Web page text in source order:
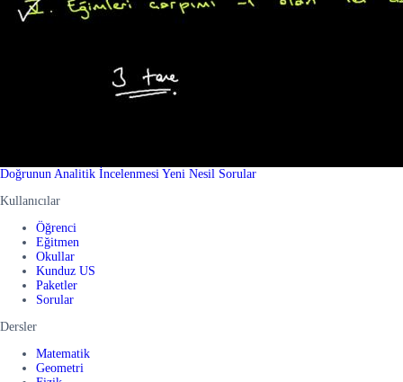
Doğrunun Analitik İncelenmesi Yeni Nesil Sorular
Kullanıcılar
Öğrenci
Eğitmen
Okullar
Kunduz US
Paketler
Sorular
Dersler
Matematik
Geometri